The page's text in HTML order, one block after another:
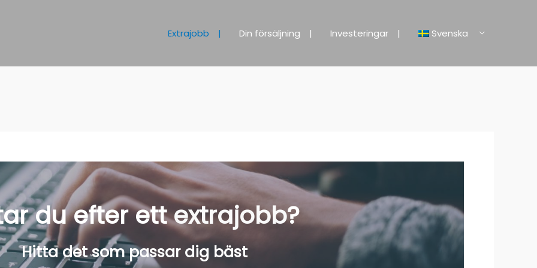
Extrajobb Din försäljning Investeringar Svenska
du efter ettextrajobb?
Hitta det som passar dig bäst